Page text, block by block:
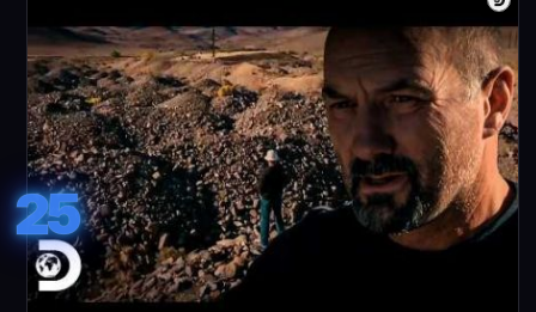
25